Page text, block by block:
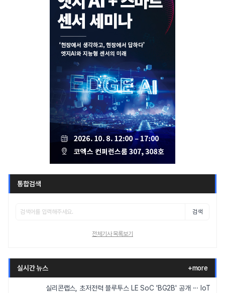
통합검색
검색
전체기사 목록보기
실시간 뉴스 +more
실리콘랩스, 초저전력 블루투스 LE SoC 'BG2B' 공개 ··· IoT